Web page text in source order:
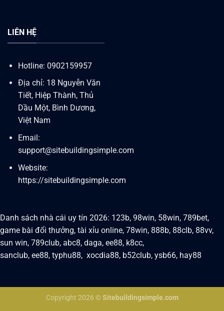
LIÊN HỆ
Hotline: 0902159957
Địa chỉ: 18 Nguyễn Văn
Tiết, Hiệp Thành, Thủ
Dầu Một, Bình Dương,
Việt Nam
Email:
support@sitebuildingsimple.com
Website:
https://sitebuildingsimple.com
Danh sách nhà cái uy tín 2026: 123b, 98win, 58win, 789bet,
game bài đổi thưởng, tài xỉu online, 78win, 888b, 88clb, 88vv,
sun win, 789club, abc8, daga, ee88, k8cc,
sanclub, ee88, typhu88, xocdia88, b52club, ysb66, hay88
Copyright 2026 ©Sitebuildingsimple.com